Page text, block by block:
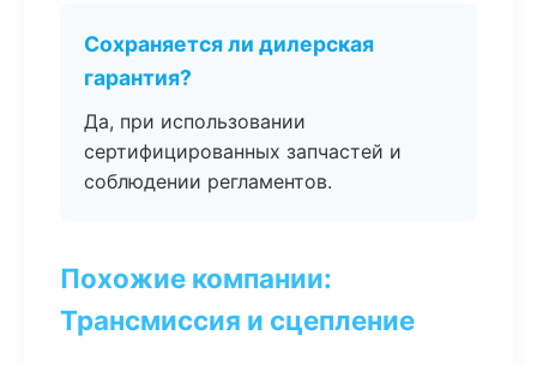
Сохраняется ли дилерская
гарантия?
Да, при использовании
сертифицированных запчастей и
соблюдении регламентов.
Похожие компании:
Трансмиссия и сцепление